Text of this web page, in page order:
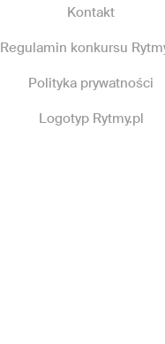
Kontakt
Regulamin konkursu
Polityka prywatności
Logotyp Rytmy.pl